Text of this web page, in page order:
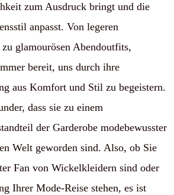
zum Ausdruck bringt und die
anpasst. Von legeren
glamourösen Abendoutfits,
bereit, uns durch ihre
aus Komfort und Stil zu begeistern.
dass sie zu einem
der Garderobe modebewusster
Welt geworden sind. Also, ob Sie
Fan von Wickelkleidern sind oder
Ihrer Mode-Reise stehen, es ist